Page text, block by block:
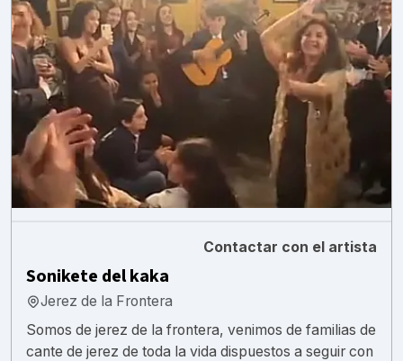
Contactar con el artista
Sonikete del kaka
Jerez de la Frontera
Somos de jerez de la frontera, venimos de familias de
cante de jerez de toda la vida dispuestos a seguir con